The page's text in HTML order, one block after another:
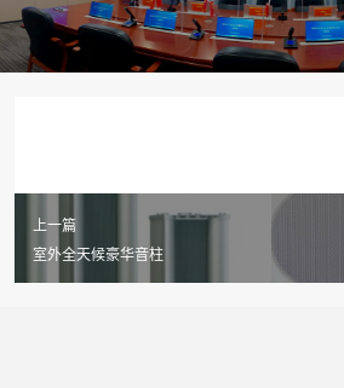
上一篇
室外全天候豪华音柱